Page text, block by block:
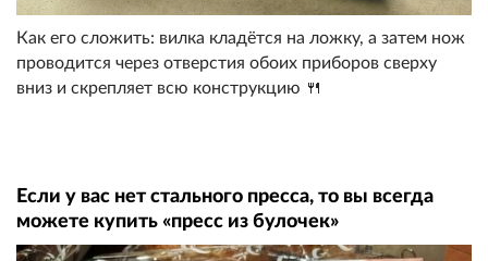
Как его сложить: вилка кладётся на ложку, а затем нож
проводится через отверстия обоих приборов сверху
вниз и скрепляет всю конструкцию 🍴
Если у вас нет стального пресса, то вы всегда
можете купить «пресс из булочек»